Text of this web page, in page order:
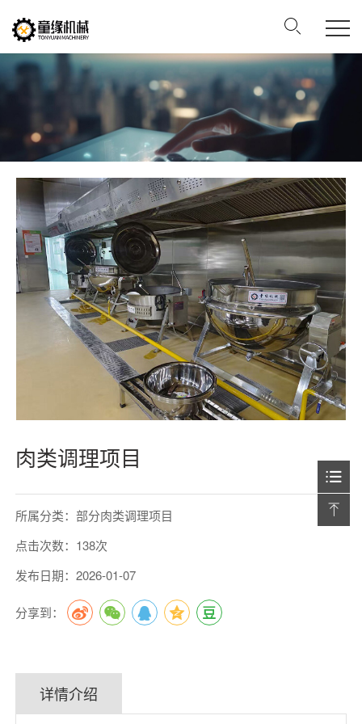
肉类调理项目
所属分类：部分肉类调理项目
点击次数：138次
发布日期：2026-01-07
分享到：
详情介绍